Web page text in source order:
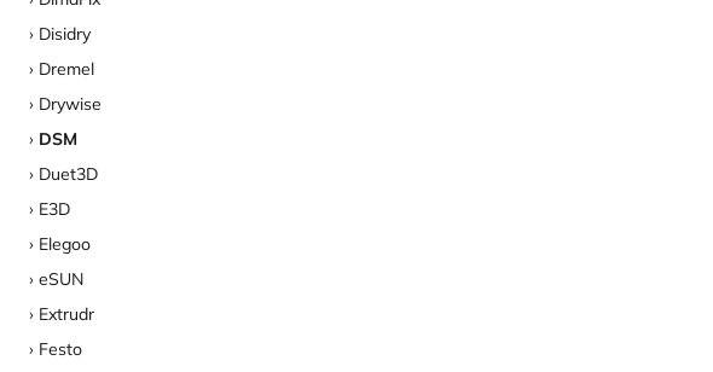
Disidry
Dremel
Drywise
DSM
Duet3D
E3D
Elegoo
eSUN
Extrudr
Festo